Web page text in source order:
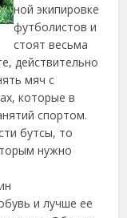
ной экипировке
футболистов и
стоят весьма
действительно
мяч с
которые в
спортом.
бутсы, то
нужно
и лучше ее